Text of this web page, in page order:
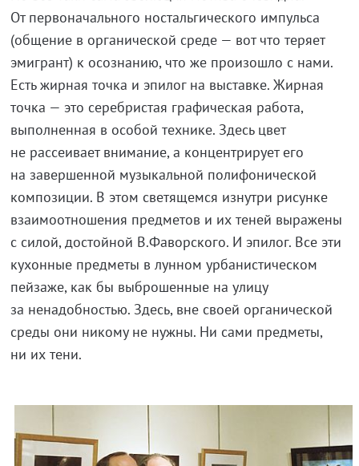
От первоначального ностальгического импульса
(общение в органической среде — вот что теряет
эмигрант) к осознанию, что же произошло с нами.
Есть жирная точка и эпилог на выставке. Жирная
точка — это серебристая графическая работа,
выполненная в особой технике. Здесь цвет
не рассеивает внимание, а концентрирует его
на завершенной музыкальной полифонической
композиции. В этом светящемся изнутри рисунке
взаимоотношения предметов и их теней выражены
с силой, достойной В.Фаворского. И эпилог. Все эти
кухонные предметы в лунном урбанистическом
пейзаже, как бы выброшенные на улицу
за ненадобностью. Здесь, вне своей органической
среды они никому не нужны. Ни сами предметы,
ни их тени.